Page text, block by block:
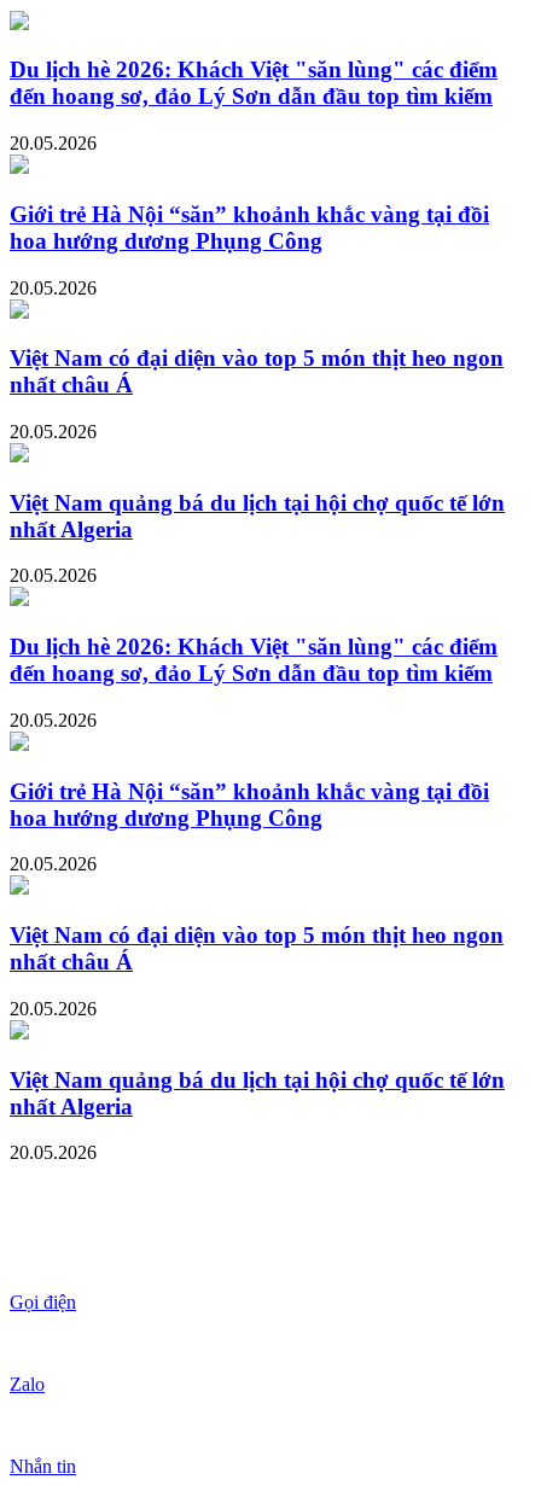
Du lịch hè 2026: Khách Việt "săn lùng" các điểm
đến hoang sơ, đảo Lý Sơn dẫn đầu top tìm kiếm
20.05.2026
Giới trẻ Hà Nội “săn” khoảnh khắc vàng tại đồi
hoa hướng dương Phụng Công
20.05.2026
Việt Nam có đại diện vào top 5 món thịt heo ngon
nhất châu Á
20.05.2026
Việt Nam quảng bá du lịch tại hội chợ quốc tế lớn
nhất Algeria
20.05.2026
Du lịch hè 2026: Khách Việt "săn lùng" các điểm
đến hoang sơ, đảo Lý Sơn dẫn đầu top tìm kiếm
20.05.2026
Giới trẻ Hà Nội “săn” khoảnh khắc vàng tại đồi
hoa hướng dương Phụng Công
20.05.2026
Việt Nam có đại diện vào top 5 món thịt heo ngon
nhất châu Á
20.05.2026
Việt Nam quảng bá du lịch tại hội chợ quốc tế lớn
nhất Algeria
20.05.2026
Gọi điện
Zalo
Nhắn tin